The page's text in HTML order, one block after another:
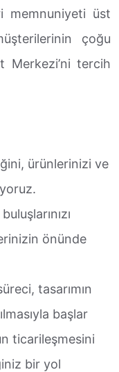
memnuniyeti üst
çoğu
Merkezi’ni tercih
ürünlerinizi ve
buluşlarınızı
önünde
tasarımın
başlar
ticarileşmesini
bir yol